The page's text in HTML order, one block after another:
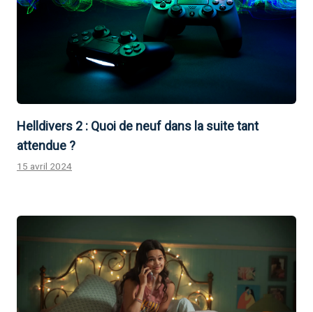
Helldivers 2 : Quoi de neuf dans la suite tant
attendue ?
15 avril 2024